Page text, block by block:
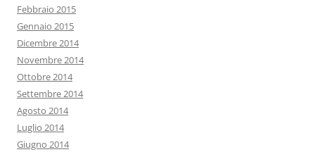
Febbraio 2015
Gennaio 2015
Dicembre 2014
Novembre 2014
Ottobre 2014
Settembre 2014
Agosto 2014
Luglio 2014
Giugno 2014